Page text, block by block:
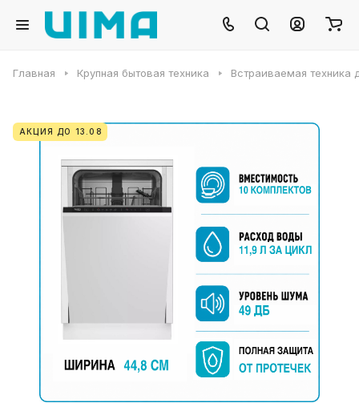
Главная Крупная бытовая техника Встраиваемая техника
АКЦИЯ ДО 13.08